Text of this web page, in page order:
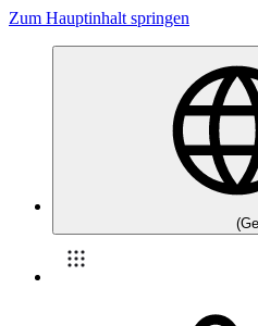
Zum Hauptinhalt springen